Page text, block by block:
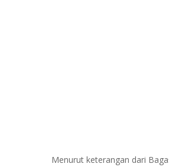
Menurut keterangan dari